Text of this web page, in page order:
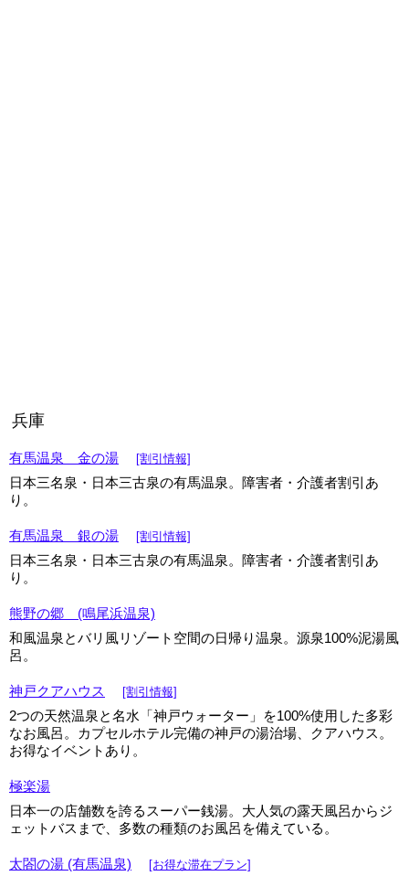
兵庫
有馬温泉 金の湯 [割引情報]
日本三名泉・日本三古泉の有馬温泉。障害者・介護者割引あ
り。
有馬温泉 銀の湯 [割引情報]
日本三名泉・日本三古泉の有馬温泉。障害者・介護者割引あ
り。
熊野の郷 (鳴尾浜温泉)
和風温泉とバリ風リゾート空間の日帰り温泉。源泉100%泥湯風
呂。
神戸クアハウス [割引情報]
2つの天然温泉と名水「神戸ウォーター」を100%使用した多彩
なお風呂。カプセルホテル完備の神戸の湯治場、クアハウス。
お得なイベントあり。
極楽湯
日本一の店舗数を誇るスーパー銭湯。大人気の露天風呂からジ
ェットバスまで、多数の種類のお風呂を備えている。
太閤の湯 (有馬温泉) [お得な滞在プラン]